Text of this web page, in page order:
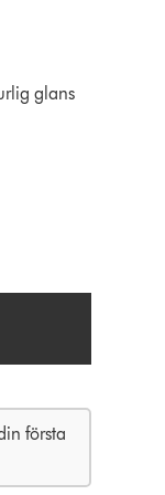
glans
första